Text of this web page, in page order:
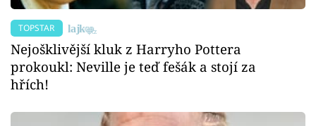
TOPSTAR
Nejošklivější kluk z Harryho Pottera
prokoukl: Neville je teď fešák a stojí za
hřích!